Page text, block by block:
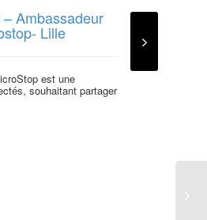
Ambassadeur
Lille
est une
souhaitant partager